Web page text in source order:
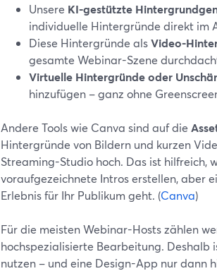
Unsere KI-gestützte
individuelle Hintergründe direkt im
Diese Hintergründe alsVideo-
gesamte Webinar-Szene
Virtuelle Hintergründe oder
hinzufügen – ganz ohne
Andere Tools wie Canva sind auf die
Hintergründe von Bildern und kurzen
Streaming-Studio hoch. Das ist hilfreich,
voraufgezeichnete Intros erstellen, aber
Erlebnis für Ihr Publikum geht. (Canva)
Für die meisten Webinar-Hosts zählen
hochspezialisierte Bearbeitung. Deshalb
nutzen – und eine Design-App nur dann